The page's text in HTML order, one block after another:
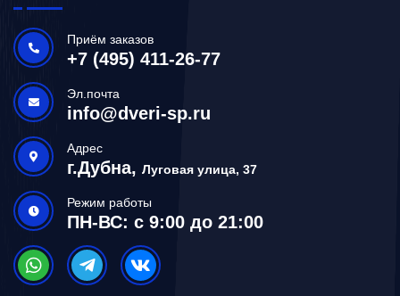
Приём заказов
+7 (495) 411-26-77
Эл.почта
info@dveri-sp.ru
Адрес
г.Дубна, Луговая улица, 37
Режим работы
ПН-ВС: с 9:00 до 21:00